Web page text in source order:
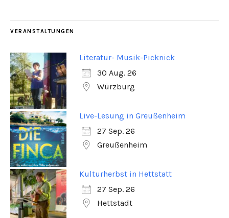
VERANSTALTUNGEN
Literatur- Musik-Picknick
30 Aug. 26
Würzburg
Live-Lesung in Greußenheim
27 Sep. 26
Greußenheim
Kulturherbst in Hettstatt
27 Sep. 26
Hettstadt